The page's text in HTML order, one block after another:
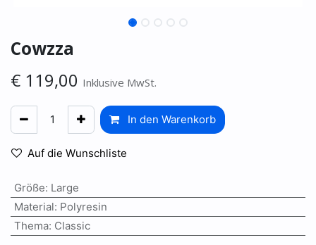
Cowzza
€ 119,00 Inklusive MwSt.
In den Warenkorb
Auf die Wunschliste
Größe: Large
Material: Polyresin
Thema: Classic